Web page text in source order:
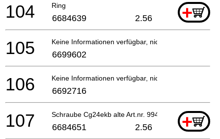
Ring +
104 6684639 2.56
Keine Informationen verfügbar, nicht bestellbar
105 6699602
Keine Informationen verfügbar, nicht bestellbar
106 6692716
Schraube Cg24ekb alte Art.nr. 994-36040-081
+
107 6684651 2.56